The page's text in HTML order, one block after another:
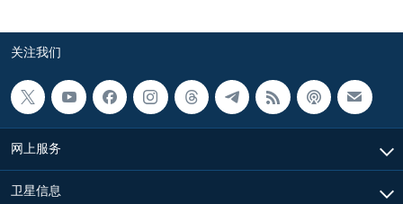
关注我们
网上服务
卫星信息